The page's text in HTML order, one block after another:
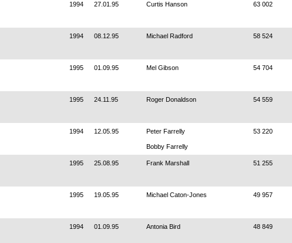
1994 27.01.95 Curtis Hanson 63 002
1994 08.12.95 Michael Radford 58 524
1995 01.09.95 Mel Gibson 54 704
1995 24.11.95 Roger Donaldson 54 559
1994 12.05.95 Peter Farrelly
Bobby Farrelly
53 220
1995 25.08.95 Frank Marshall 51 255
1995 19.05.95 Michael Caton-Jones 49 957
1994 01.09.95 Antonia Bird 48 849